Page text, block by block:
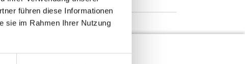
führen diese Informationen
sie im Rahmen Ihrer Nutzung